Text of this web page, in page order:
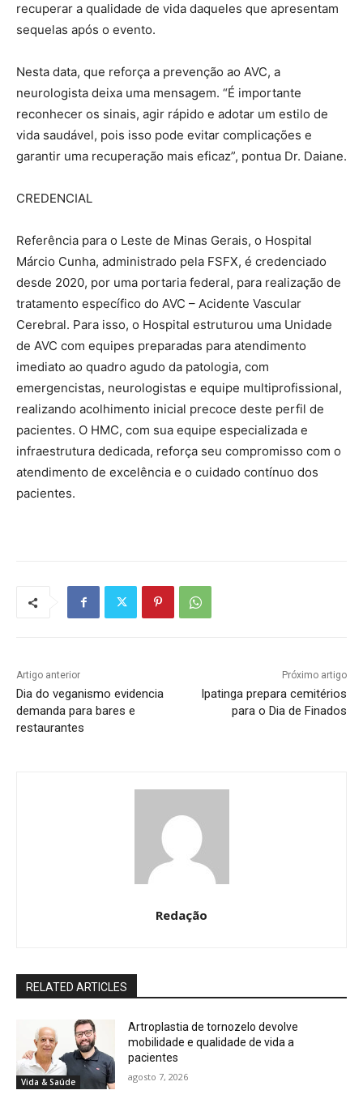
recuperar a qualidade de vida daqueles que apresentam
sequelas após o evento.
Nesta data, que reforça a prevenção ao AVC, a
neurologista deixa uma mensagem. “É importante
reconhecer os sinais, agir rápido e adotar um estilo de
vida saudável, pois isso pode evitar complicações e
garantir uma recuperação mais eficaz”, pontua Dr. Daiane.
CREDENCIAL
Referência para o Leste de Minas Gerais, o Hospital
Márcio Cunha, administrado pela FSFX, é credenciado
desde 2020, por uma portaria federal, para realização de
tratamento específico do AVC – Acidente Vascular
Cerebral. Para isso, o Hospital estruturou uma Unidade
de AVC com equipes preparadas para atendimento
imediato ao quadro agudo da patologia, com
emergencistas, neurologistas e equipe multiprofissional,
realizando acolhimento inicial precoce deste perfil de
pacientes. O HMC, com sua equipe especializada e
infraestrutura dedicada, reforça seu compromisso com o
atendimento de excelência e o cuidado contínuo dos
pacientes.
Artigo anterior
Dia do veganismo evidencia
demanda para bares e
restaurantes
Próximo artigo
Ipatinga prepara cemitérios
para o Dia de Finados
Redação
RELATED ARTICLES
Vida & Saúde
Artroplastia de tornozelo devolve
mobilidade e qualidade de vida a
pacientes
agosto 7, 2026